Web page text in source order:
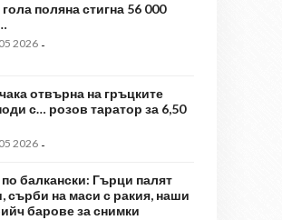
поляна стигна 56 000
2026 -
отвърна на гръцките
с… розов таратор за 6,50
2026 -
балкански: Гърци палят
сърби на маси с ракия, наши
барове за снимки